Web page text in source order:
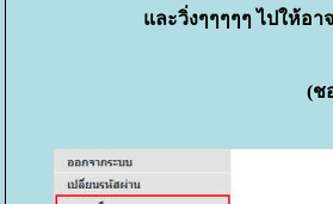
ละวิ่งๆๆๆๆๆ ไปให้อา
(ช